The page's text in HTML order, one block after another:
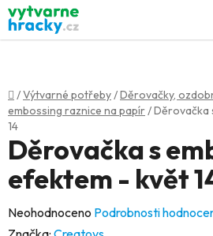
Přejít
na
obsah
Domů
/Výtvarné potřeby/Děrovačky,
embossing raznice na papír/Děrovačka
14
Děrovačka s
efektem - květ
Průměrné
hodnocení
Neohodnoceno Podrobnosti